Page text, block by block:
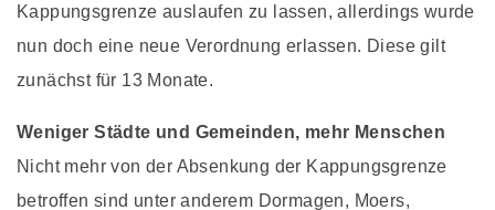
Kappungsgrenze auslaufen zu lassen, allerdings wurde
nun doch eine neue Verordnung erlassen. Diese gilt
zunächst für 13 Monate.
Weniger Städte und Gemeinden, mehr Menschen
Nicht mehr von der Absenkung der Kappungsgrenze
betroffen sind unter anderem Dormagen, Moers,